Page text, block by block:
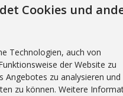
Cookies und
Technologien, auch von
der Website zu
Angebotes zu analysieren und
zu können. Weitere